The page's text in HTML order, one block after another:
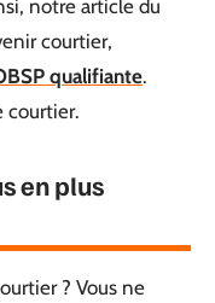
notre article du
courtier,
qualifiante.
courtier.
en plus
? Vous ne